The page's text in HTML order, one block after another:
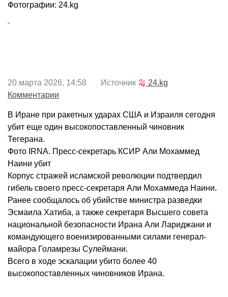
Фотографии: 24.kg
20 марта 2026, 14:58 Источник
24.kg
Комментарии
В Иране при ракетных ударах США и Израиля сегодня
убит еще один высокопоставленный чиновник
Тегерана.
Фото IRNA. Пресс-секретарь КСИР Али Мохаммед
Наини убит
Корпус стражей исламской революции подтвердил
гибель своего пресс-секретаря Али Мохаммеда Наини.
Ранее сообщалось об убийстве министра разведки
Эсмаила Хатиба, а также секретаря Высшего совета
национальной безопасности Ирана Али Лариджани и
командующего военизированными силами генерал-
майора Голамрезы Сулеймани.
Всего в ходе эскалации убито более 40
высокопоставленных чиновников Ирана.